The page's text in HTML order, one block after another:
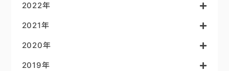
2022年
2021年
2020年
2019年